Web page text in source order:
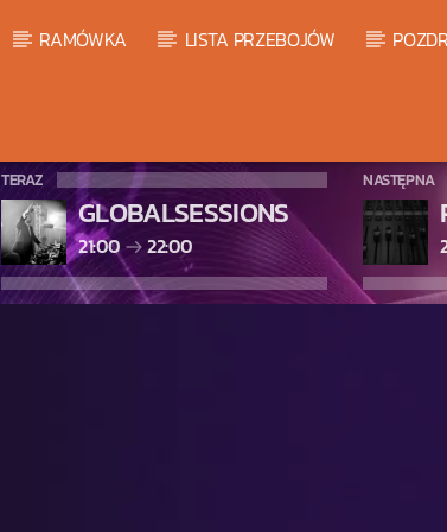
RAMÓWKA LISTA PRZEBOJÓW
TERAZ
GLOBALSESSIONS
21:00 22:00
NASTĘPNA